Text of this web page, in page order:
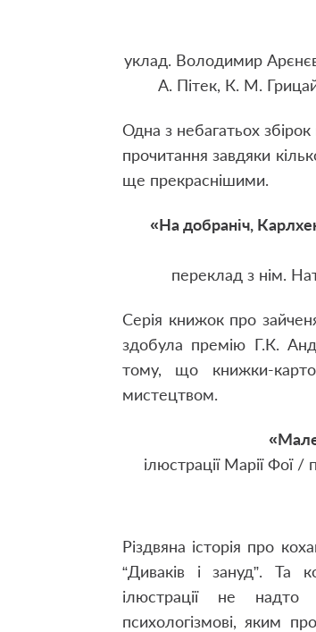
уклад. Володимир
А. Пітек, К. М.
Одна з небагатьох збірок
прочитання завдяки
ще прекраснішими.
«На добраніч,
переклад з нім.
Серія книжок про
здобула премію Г.К.
тому, що книжки-
мистецтвом.
ілюстрації Марії Фої
Різдвяна історія про
“Диваків і зануд”. Та
ілюстрації не надто
психологізмові, яким